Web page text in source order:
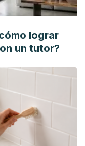
lograr
un tutor?